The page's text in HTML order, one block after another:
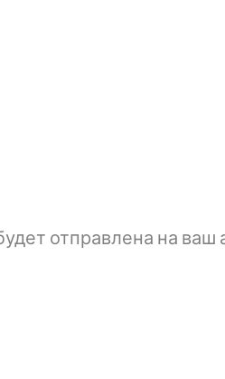
отправлена ​​на